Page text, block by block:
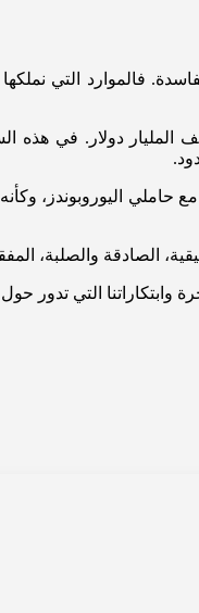
فالموارد التي نملكها
نحو مليار ونصف المليار
مع حاملي
الصادقة والصلبة،
التي تدور حول